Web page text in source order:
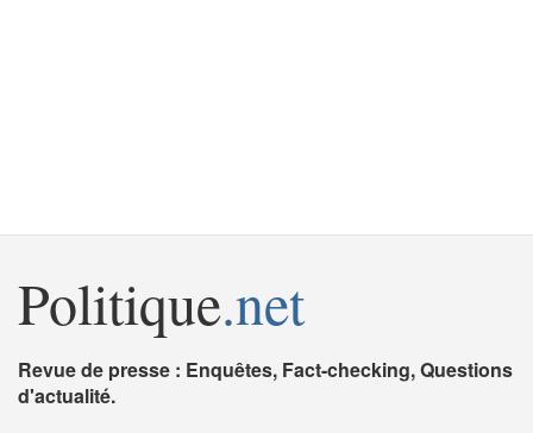
Politique.net
Revue de presse : Enquêtes, Fact-checking, Questions
d'actualité.